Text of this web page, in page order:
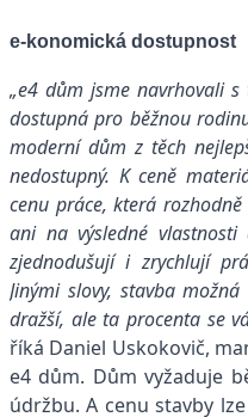
e-konomická dostupnost
„e4 dům jsme navrhovali
dostupná pro běžnou
moderní dům z těch
nedostupný. K ceně
cenu práce, která
ani na výsledné
zjednodušují i zrychlují
Jinými slovy, stavba
dražší, ale ta procenta se
říká Daniel Uskokovič,
e4 dům. Dům vyžaduje
údržbu. A cenu stavby